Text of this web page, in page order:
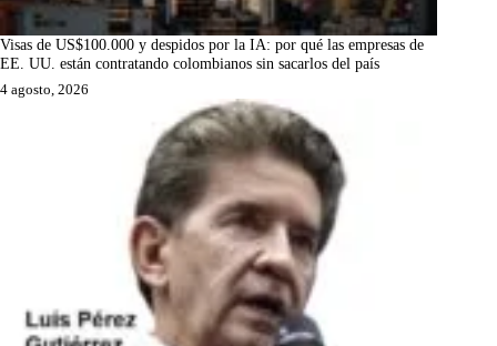
Visas de US$100.000 y despidos por la IA: por qué las empresas de
EE. UU. están contratando colombianos sin sacarlos del país
4 agosto, 2026